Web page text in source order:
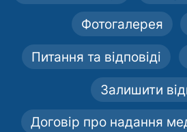
Фотогалерея
Питання та відповіді
Залишити
Договір про надання